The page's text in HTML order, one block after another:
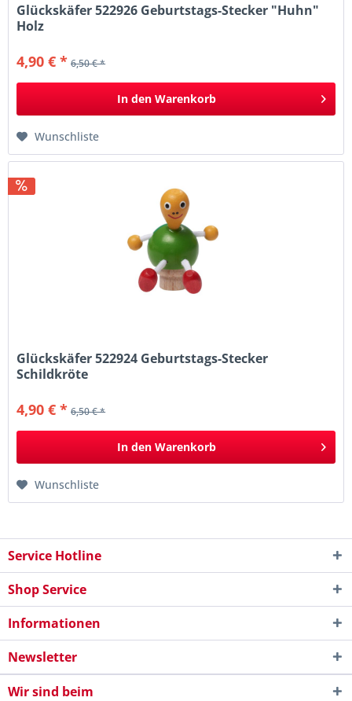
Glückskäfer 522926 Geburtstags-Stecker "Huhn"
Holz
4,90 € * 6,50 € *
In den Warenkorb
Wunschliste
Glückskäfer 522924 Geburtstags-Stecker
Schildkröte
4,90 € * 6,50 € *
In den Warenkorb
Wunschliste
Service Hotline
Shop Service
Informationen
Newsletter
Wir sind beim